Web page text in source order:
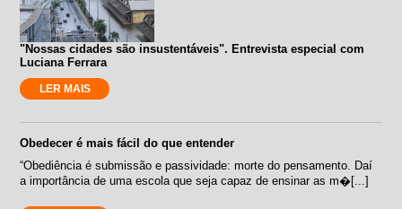
"Nossas cidades são insustentáveis". Entrevista especial com
Luciana Ferrara
LER MAIS
Obedecer é mais fácil do que entender
“Obediência é submissão e passividade: morte do pensamento. Daí
a importância de uma escola que seja capaz de ensinar as m�[...]